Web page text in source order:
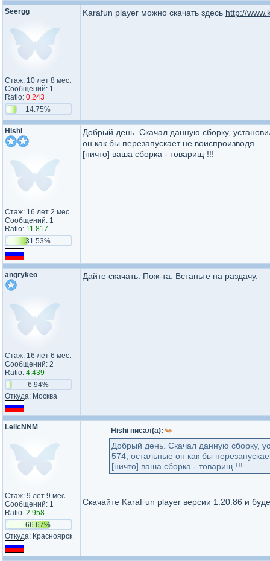
Seergg
Стаж: 10 лет 8 мес.
Сообщений: 1
Ratio: 0.243
14.75%
Karafun player можно скачать здесь http://
Hishi
Стаж: 16 лет 2 мес.
Сообщений: 1
Ratio: 11.817
31.53%
Добрый день. Скачал данную сборку,
он как бы перезапускает не воиспроизводя.
[ничто] ваша сборка - товарищ !!!
angrykeo
Стаж: 16 лет 6 мес.
Сообщений: 2
Ratio: 4.439
6.94%
Откуда: Москва
Дайте скачать. Пож-та. Встаньте на раздачу.
LelicNNM
Стаж: 9 лет 9 мес.
Сообщений: 1
Ratio: 2.958
66.67%
Откуда: Красноярск
Hishi писал(а):
Добрый день. Скачал данную сборку,
574, остальные он как бы
[ничто] ваша сборка - товарищ !!!
Скачайте KaraFun player версии 1.20.86 и